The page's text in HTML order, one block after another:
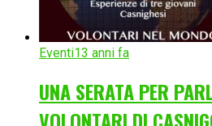
Eventi13 anni fa
UNA SERATA PER
VOLONTARI DI